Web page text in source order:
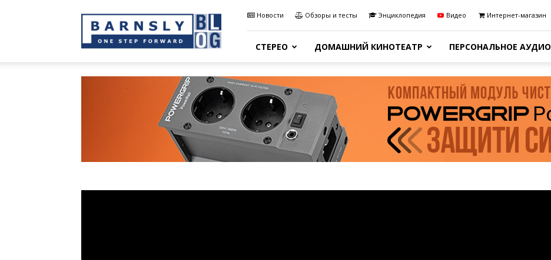
Sound
Blog
Новости Обзоры и тесты Энциклопедия Видео Интернет-магазин
СТЕРЕО ДОМАШНИЙ КИНОТЕАТР ПЕРСОНАЛЬНОЕ АУДИО